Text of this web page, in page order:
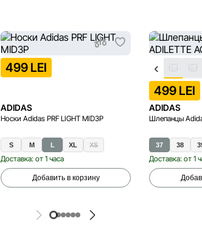
41.5
499 LEI
ADIDAS
Носки Adidas PRF LIGHT MID3P
S M L XL XS
Доставка: от 1 часа
Добавить в корзину
499 LEI
ADIDAS
Шлепанцы
37 38
Доставка: от 1